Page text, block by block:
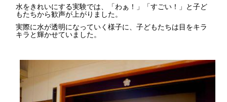
水をきれいにする実験では、「わぁ！」「すごい！」と子ど
もたちから歓声が上がりました。
実際に水が透明になっていく様子に、子どもたちは目をキラ
キラと輝かせていました。